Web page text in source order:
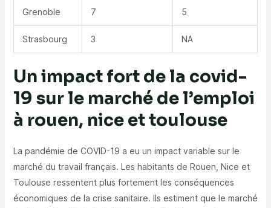
Grenoble 7 5
Strasbourg 3 NA
Un impact fort de la covid-
19 sur le marché de l’emploi
à rouen, nice et toulouse
La pandémie de COVID-19 a eu un impact variable sur le
marché du travail français. Les habitants de Rouen Nice et
Toulouse ressentent plus fortement les conséquences
économiques de la crise sanitaire. Ils estiment que le marché